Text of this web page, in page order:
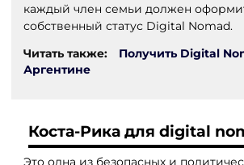
каждый член семьи должен
собственный статус Digital Nomad.
Читать также:
Получить Digital
Аргентине
Коста-Рика для digital
Это одна из безопасных и